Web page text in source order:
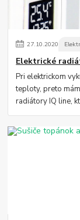
27.10.2020
Elektrické
Pri elektrickom
teploty, preto
radiátory IQ line,